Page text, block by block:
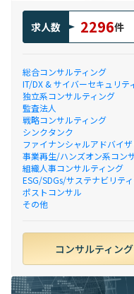
求人数 2296件
総合コンサルティング
IT/DX & サイバーセキュリテ
独立系コンサルティング
監査法人
戦略コンサルティング
シンクタンク
ファイナンシャルアドバイザ
事業再生/ハンズオン系コン
組織人事コンサルティング
ESG/SDGs/サステナビリテ
ポストコンサル
その他
コンサルティン